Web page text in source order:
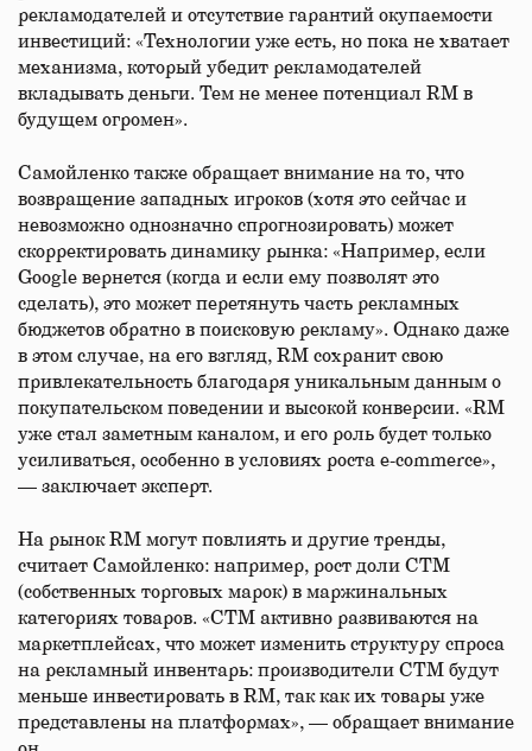
рекламодателей и отсутствие гарантий окупаемости
инвестиций: «Технологии уже есть, но пока не хватает
механизма, который убедит рекламодателей
вкладывать деньги. Тем не менее потенциал RM в
будущем огромен».
Самойленко также обращает внимание на то, что
возвращение западных игроков (хотя это сейчас и
невозможно однозначно спрогнозировать) может
скорректировать динамику рынка: «Например, если
Google вернется (когда и если ему позволят это
сделать), это может перетянуть часть рекламных
бюджетов обратно в поисковую рекламу». Однако даже
в этом случае, на его взгляд, RM сохранит свою
привлекательность благодаря уникальным данным о
покупательском поведении и высокой конверсии. «RM
уже стал заметным каналом, и его роль будет только
усиливаться, особенно в условиях роста e-commerce»,
— заключает эксперт.
На рынок RM могут повлиять и другие тренды,
считает Самойленко: например, рост доли СТМ
(собственных торговых марок) в маржинальных
категориях товаров. «СТМ активно развиваются на
маркетплейсах, что может изменить структуру спроса
на рекламный инвентарь: производители СТМ будут
меньше инвестировать в RM, так как их товары уже
представлены на платформах», — обращает внимание